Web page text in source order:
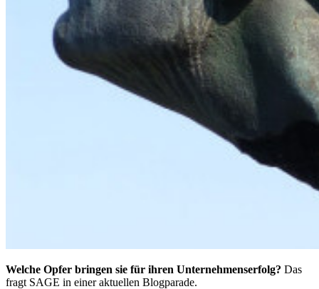
Welche Opfer bringen sie für ihren Unternehmenserfolg? Das
fragt SAGE in einer aktuellen Blogparade.